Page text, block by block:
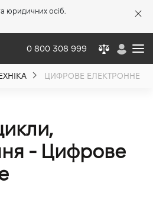
юридичних осіб.
0 800 308 999
ЦИФРОВЕ ЕЛЕКТРОННЕ
- Цифрове